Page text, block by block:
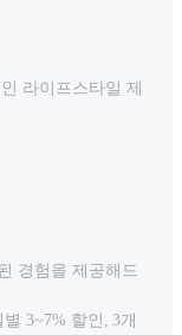
라이프스타일 제
경험을 제공해드
3~7% 할인, 3개